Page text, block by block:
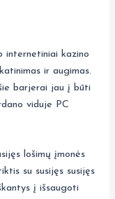
internetiniai kazino
ir augimas.
barjerai jau į būti
viduje PC
lošimų įmonės
su susijęs susijęs
į išsaugoti